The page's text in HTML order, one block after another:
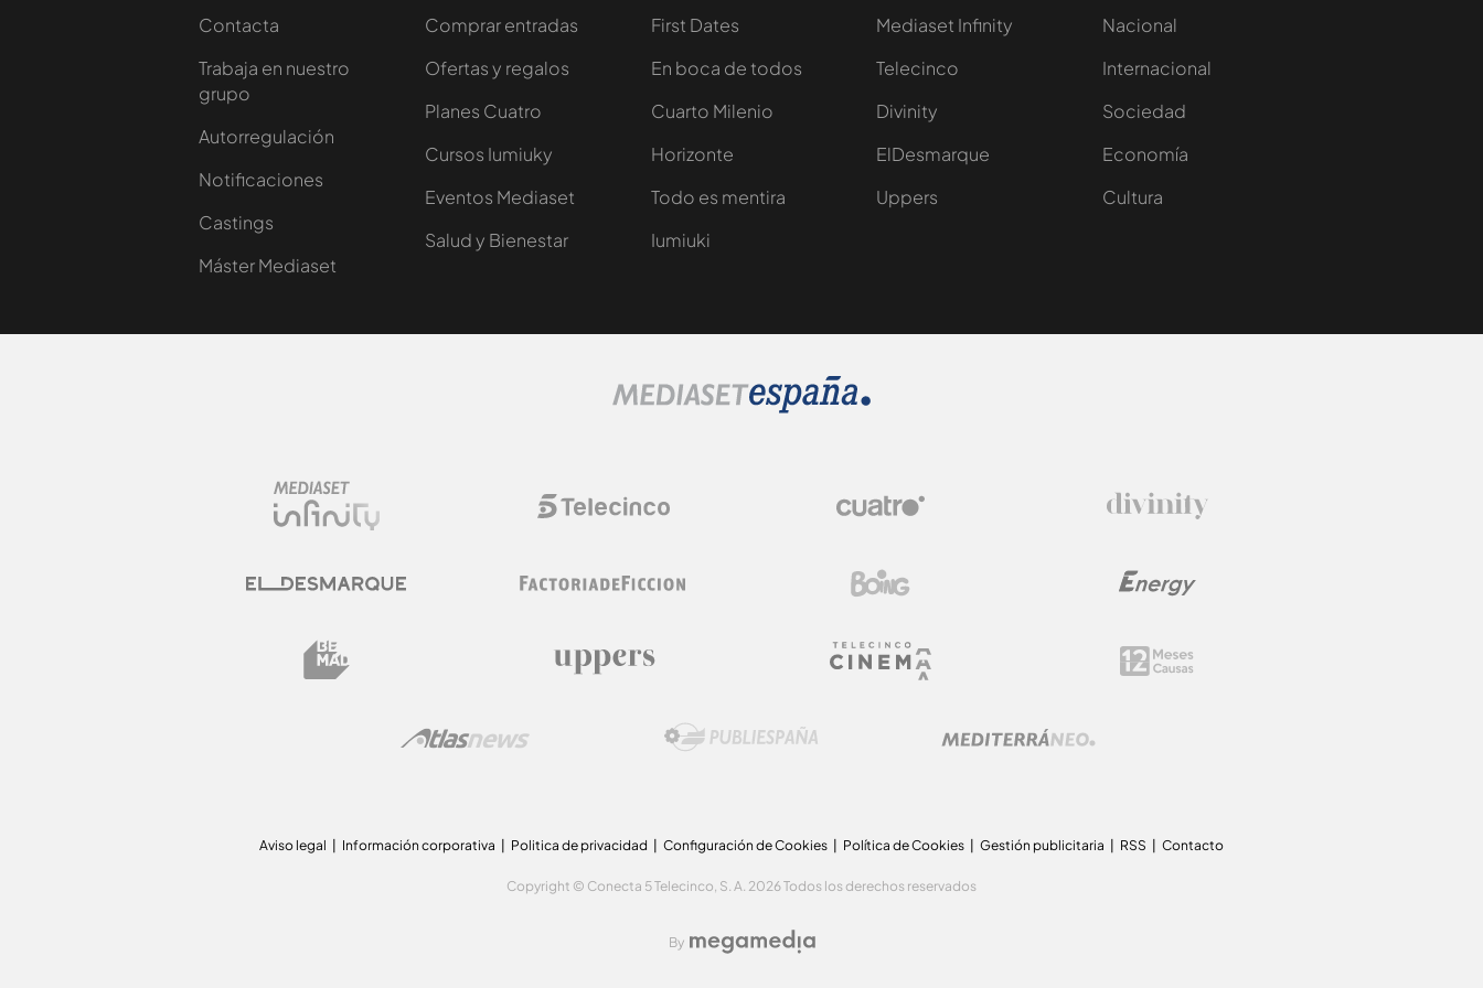
Contacta
Trabaja en nuestro
grupo
Autorregulación
Notificaciones
Castings
Máster Mediaset
Comprar entradas
Ofertas y regalos
Planes Cuatro
Cursos Iumiuky
Eventos Mediaset
Salud y Bienestar
First Dates
En boca de todos
Cuarto Milenio
Horizonte
Todo es mentira
Iumiuki
Mediaset Infinity
Telecinco
Divinity
ElDesmarque
Uppers
Nacional
Internacional
Sociedad
Economía
Cultura
Aviso legal Información corporativa Politica de privacidad Configuración de Cookies Política de Cookies Gestión publicitaria RSS Contacto
Copyright © Conecta 5 Telecinco, S. A. 2026 Todos los derechos reservados
By